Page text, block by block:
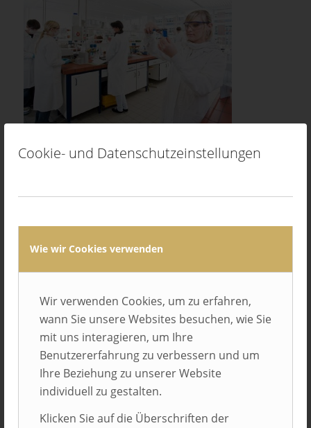
Cookie- und Datenschutzeinstellungen
Wie wir Cookies verwenden
Wir verwenden Cookies, um zu erfahren,
wann Sie unsere Websites besuchen, wie Sie
mit uns interagieren, um Ihre
Benutzererfahrung zu verbessern und um
Ihre Beziehung zu unserer Website
individuell zu gestalten.
Klicken Sie auf die Überschriften der
0
An der Diskussion beteiligen?